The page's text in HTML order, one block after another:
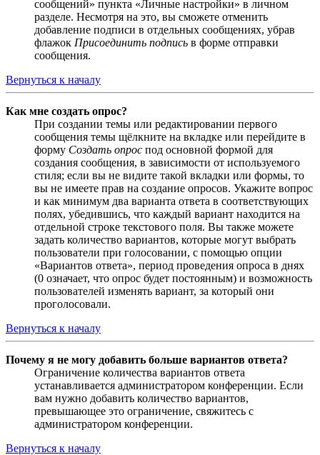
сообщений» пункта «Личные настройки» в личном
разделе. Несмотря на это, вы сможете отменить
добавление подписи в отдельных сообщениях, убрав
флажок Присоединить подпись в форме отправки
сообщения.
Вернуться к началу
Как мне создать опрос?
При создании темы или редактировании первого
сообщения темы щёлкните на вкладке или перейдите в
форму Создать опрос под основной формой для
создания сообщения, в зависимости от используемого
стиля; если вы не видите такой вкладки или формы, то
вы не имеете прав на создание опросов. Укажите вопрос
и как минимум два варианта ответа в соответствующих
полях, убедившись, что каждый вариант находится на
отдельной строке текстового поля. Вы также можете
задать количество вариантов, которые могут выбрать
пользователи при голосовании, с помощью опции
«Вариантов ответа», период проведения опроса в днях
(0 означает, что опрос будет постоянным) и возможность
пользователей изменять вариант, за который они
проголосовали.
Вернуться к началу
Почему я не могу добавить больше вариантов ответа?
Ограничение количества вариантов ответа
устанавливается администратором конференции. Если
вам нужно добавить количество вариантов,
превышающее это ограничение, свяжитесь с
администратором конференции.
Вернуться к началу